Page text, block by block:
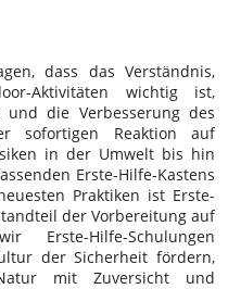
dass das Verständnis,
Aktivitäten wichtig ist,
die Verbesserung des
sofortigen Reaktion auf
in der Umwelt bis hin
Erste-Hilfe-Kastens
Praktiken ist Erste-
der Vorbereitung auf
Erste-Hilfe-Schulungen
der Sicherheit fördern,
mit Zuversicht und